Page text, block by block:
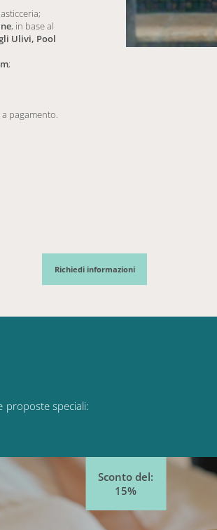
, in base al
Ulivi, Pool
;
pagamento.
Richiedi informazioni
proposte speciali:
Sconto del:
15%